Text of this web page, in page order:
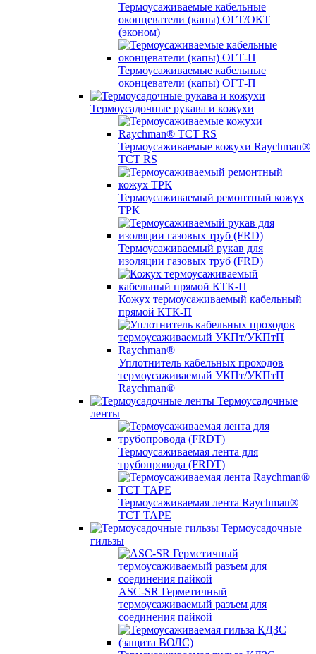
Термоусаживаемые кабельные
оконцеватели (капы) ОГТ/ОКТ
(эконом)
Термоусаживаемые кабельные
оконцеватели (капы) ОГТ-П
Термоусадочные рукава и кожухи
Термоусаживаемые кожухи Raychman®
TCT RS
Термоусаживаемый ремонтный кожух
ТРК
Термоусаживаемый рукав для
изоляции газовых труб (FRD)
Кожух термоусаживаемый кабельный
прямой КТК-П
Уплотнитель кабельных проходов
термоусаживаемый УКПт/УКПтП
Raychman®
Термоусадочные
ленты
Термоусаживаемая лента для
трубопровода (FRDT)
Термоусаживаемая лента Raychman®
TCT TAPE
Термоусадочные
гильзы
ASC‐SR Герметичный
термоусаживаемый разъем для
соединения пайкой